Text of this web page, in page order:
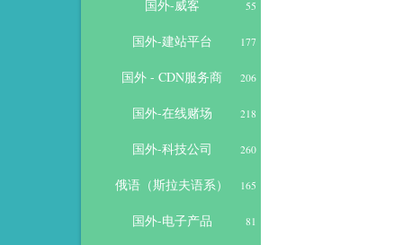
国外-威客 55
国外-建站平台 177
国外 - CDN服务商 206
国外-在线赌场 218
国外-科技公司 260
俄语（斯拉夫语系） 165
国外-电子产品 81